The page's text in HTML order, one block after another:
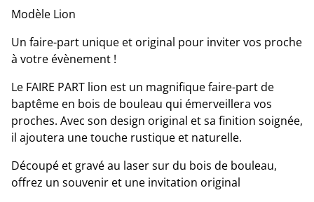
Modèle Lion
Un faire-part unique et original pour inviter vos proche
à votre évènement !
Le FAIRE PART lion est un magnifique faire-part de
baptême en bois de bouleau qui émerveillera vos
proches. Avec son design original et sa finition soignée,
il ajoutera une touche rustique et naturelle.
Découpé et gravé au laser sur du bois de bouleau,
offrez un souvenir et une invitation original